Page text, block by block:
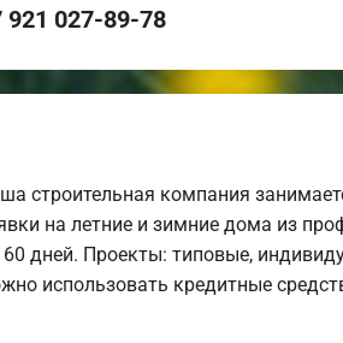
921 027-89-78
строительная компания
на летние и зимние дома из
дней. Проекты: типовые,
использовать кредитные